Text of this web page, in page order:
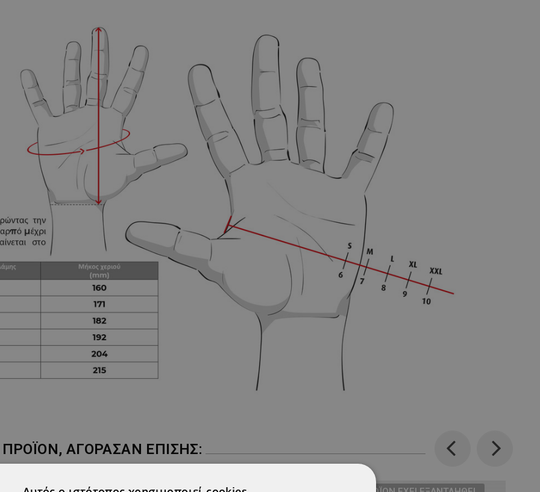
ΑΓΌΡΑΣΑΝ ΕΠΊΣΗΣ:
Previous Next